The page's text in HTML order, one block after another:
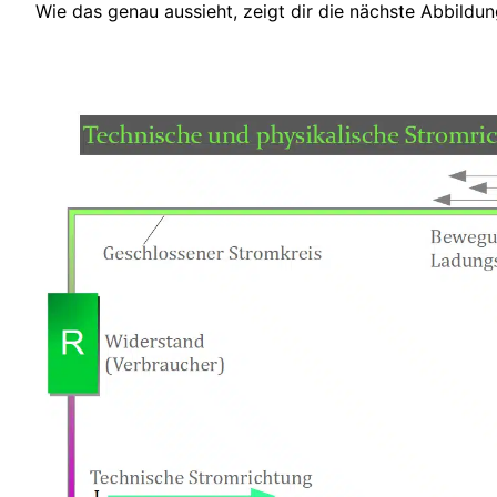
Wie das genau aussieht, zeigt dir die nächste